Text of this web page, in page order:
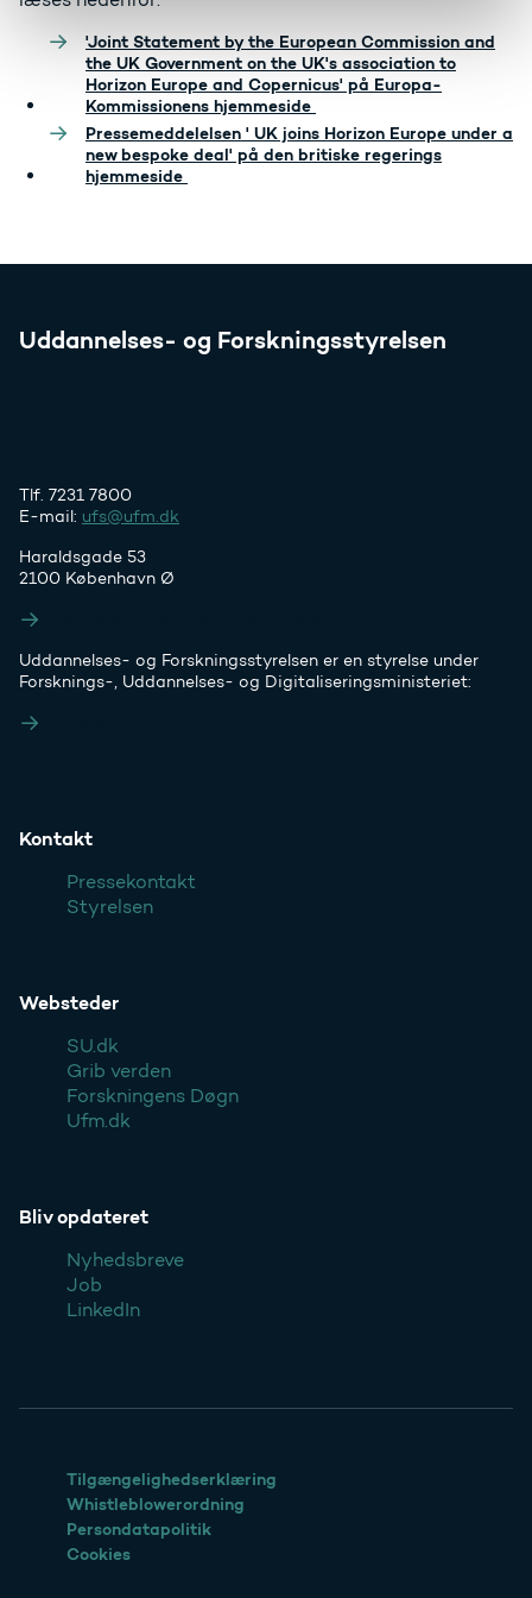
'Joint Statement by the European Commission and
the UK Government on the UK's association to
Horizon Europe and Copernicus' på Europa-
Kommissionens hjemmeside
Pressemeddelelsen ' UK joins Horizon Europe under a
new bespoke deal' på den britiske regerings
hjemmeside
Uddannelses- og Forskningsstyrelsen
Tlf. 7231 7800
E-mail: ufs@ufm.dk
Haraldsgade 53
2100 København Ø
Uddannelses- og Forskningsstyrelsen er en styrelse under
Forsknings-, Uddannelses- og Digitaliseringsministeriet:
Kontakt
Pressekontakt
Styrelsen
Websteder
SU.dk
Grib verden
Forskningens Døgn
Ufm.dk
Bliv opdateret
Nyhedsbreve
Job
LinkedIn
Tilgængelighedserklæring
Whistleblowerordning
Persondatapolitik
Cookies